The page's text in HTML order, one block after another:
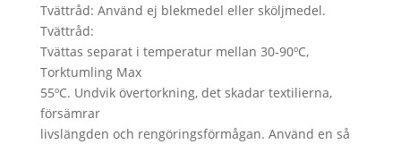
Tvättråd: Använd ej blekmedel eller sköljmedel.
Tvättråd:
Tvättas separat i temperatur mellan 30-90ºC,
Torktumling Max
55ºC. Undvik övertorkning, det skadar textilierna,
försämrar
livslängden och rengöringsförmågan. Använd en så